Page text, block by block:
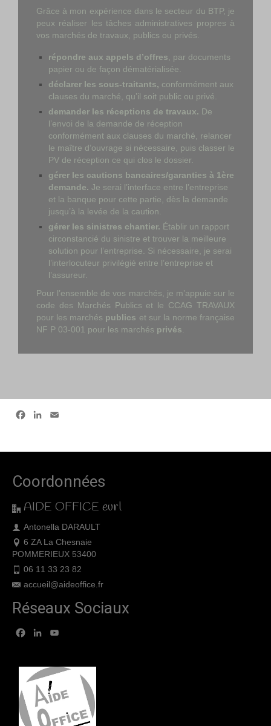
Grâce à mon expérience dans le secteur du BTP, je
peux réaliser les tâches administratives propres à
vos marchés de travaux, publics ou privés.
répondre aux appels d’offres , par documents
papier ou de façon dématérialisée.
déclarer les sous-traitants, conformément aux
clauses du marché, qu’il soit public ou privé.
demander les réceptions de travaux. De
l’envoi de la demande de réception
conformément aux clauses du marché, relancer
le maître d’ouvrage si nécessaire, puis classer le
PV de réception ce qui clos le dossier.
gérer les cautions bancaires/garanties à 1ère
demande. Je serai l’interface entre l’entreprise
et la banque pour cette partie, dès la demande
jusqu’à la levée de la caution.
gérer les sinistres chantier. Établir un rapport
circonstancié du sinistre et trouver la meilleure
solution pour l’entreprise. Si nécessaire, je serai
l’interlocuteur privilégié entre l’entreprise et
l’assureur.
Pour l’ensemble de vos marchés, je m’appuie sur le
code des Marchés Publics et le CCAG TRAVAUX
pour les marchés publics et sur la norme française
NF P 03-001 pour les marchés privés
Facebook
LinkedIn
Coordonnées
AIDE OFFICE eurl
Antonella DARAULT
6 ZA La Chesnaie
POMMERIEUX 53400
06 11 33 23 82
accueil@aideoffice.fr
Réseaux Sociaux
Facebook
LinkedIn